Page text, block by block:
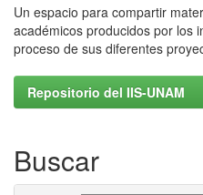
Un espacio para compartir
académicos producidos por los
proceso de sus diferentes
Repositorio del IIS-UNAM
Buscar